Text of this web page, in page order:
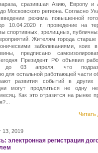
сразившая Азию, Европу и
Московского региона. Согласно
режима повышенной
10.04.2020 г. проведение на
спортивных, зрелищных,
Жителям города старше
заболеваниями, коих
предписано
Президент РФ объявил
до 03 апреля, что
для остальной работающей части
развития событий в других
могут продлиться не одну
Как это отразится на рынке
Читать
13, 2019
электронная регистрация